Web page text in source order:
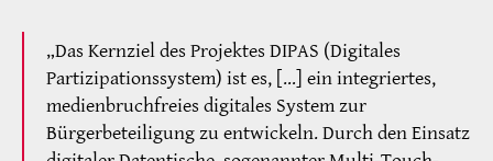
„Das Kernziel des Projektes DIPAS (Digitales
Partizipationssystem) ist es, […] ein integriertes,
medienbruchfreies digitales System zur
Bürgerbeteiligung zu entwickeln. Durch den Einsatz